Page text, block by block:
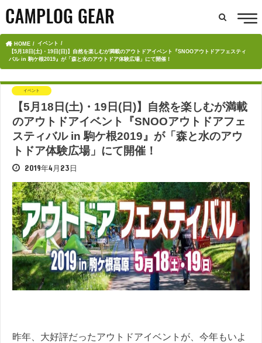
HOME
イベント
【5月18日(土)・19日(日)】自然を楽しむが満載のアウトドアイベント『SNOOアウトドアフェスティ
バル in 駒ケ根2019』が「森と水のアウトドア体験広場」にて開催！
イベント
【5月18日(土)・19日(日)】自然を楽しむが満載
のアウトドアイベント『SNOOアウトドアフェ
スティバル in 駒ケ根2019』が「森と水のアウ
トドア体験広場」にて開催！
2019年4月23日
昨年、大好評だったアウトドアイベントが、今年もいよ